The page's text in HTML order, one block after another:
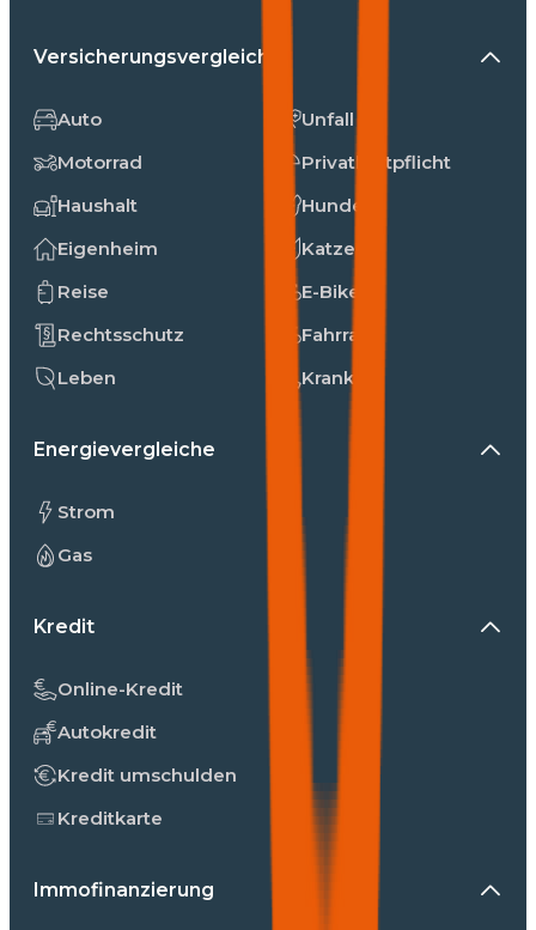
Versicherungsvergleiche
Auto
Motorrad
Haushalt
Eigenheim
Reise
Rechtsschutz
Leben
Unfall
Privathaftpflicht
Hunde
Katzen
E-Bike
Fahrrad
Kranken
Energievergleiche
Strom
Gas
Kredit
Online-Kredit
Autokredit
Kredit umschulden
Kreditkarte
Immofinanzierung